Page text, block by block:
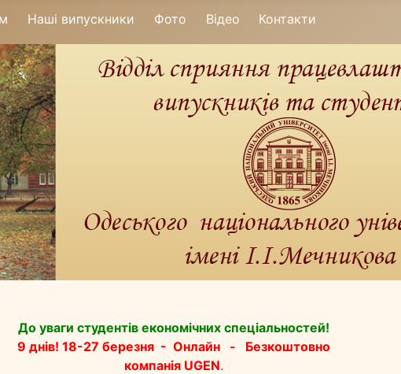
Наші випускники Фото Відео Контакти
До уваги студентів економічних спеціальностей!
9 днів! 18-27 березня - Онлайн - Безкоштовно
компанія UGEN.